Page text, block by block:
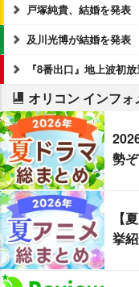
戸塚純貴、結婚を発表
及川光博が結婚を発表
『8番出口』地上波初
オリコン インフ
勢
【
挙